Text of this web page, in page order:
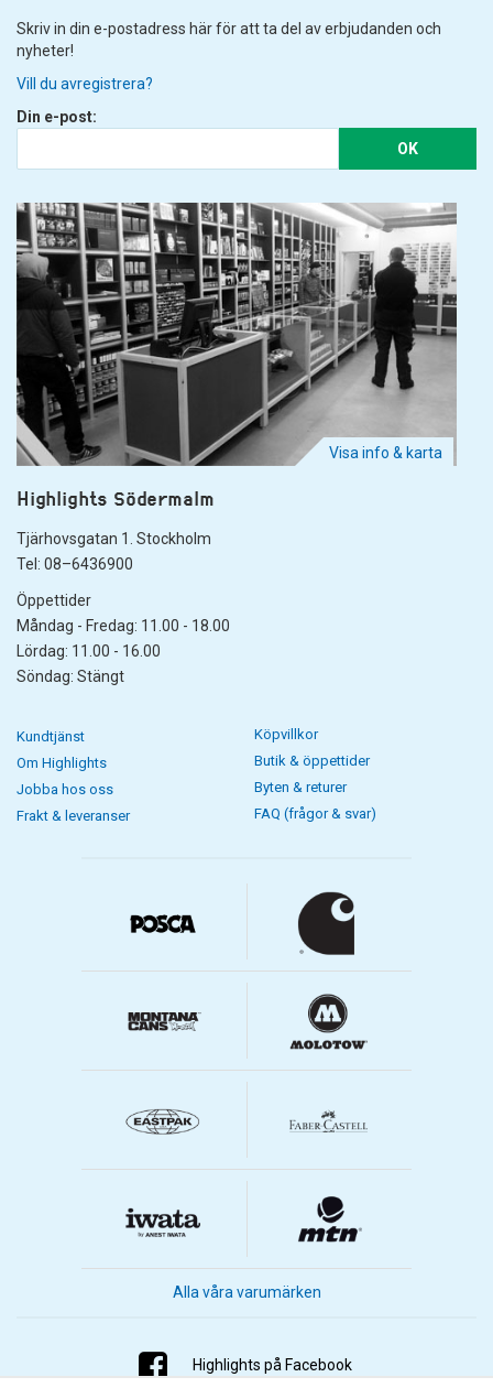
Skriv in din e-postadress här för att ta del av erbjudanden och
nyheter!
Vill du avregistrera?
Din e-post:
OK
Visa info & karta
Highlights Södermalm
Tjärhovsgatan 1. Stockholm
Tel: 08–6436900
Öppettider
Måndag - Fredag: 11.00 - 18.00
Lördag: 11.00 - 16.00
Söndag: Stängt
Kundtjänst
Om Highlights
Jobba hos oss
Frakt & leveranser
Köpvillkor
Butik & öppettider
Byten & returer
FAQ (frågor & svar)
Alla våra varumärken
Highlights på Facebook